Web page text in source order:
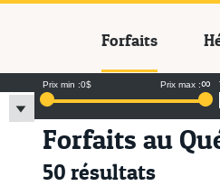
Forfaits
Prix min :0$ ∞
Prix max :
Forfaits au
50 résultats